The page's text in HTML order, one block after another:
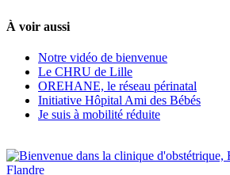
À voir aussi
Notre vidéo de bienvenue
Le CHRU de Lille
OREHANE, le réseau périnatal
Initiative Hôpital Ami des Bébés
Je suis à mobilité réduite